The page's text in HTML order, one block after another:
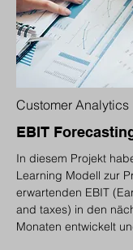
Customer Analytics
EBIT
In diesem Projekt
Learning Modell zur
erwartenden EBIT
and taxes) in den
Monaten entwickelt